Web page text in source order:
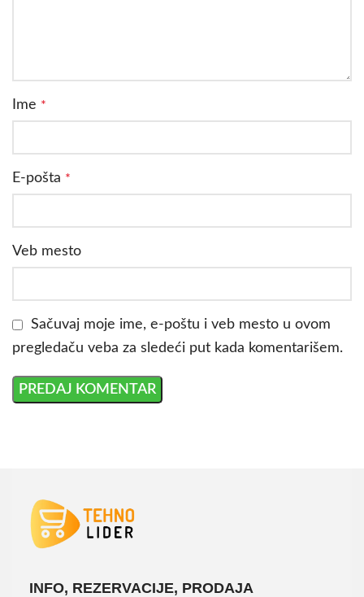
Ime *
E-pošta *
Veb mesto
Sačuvaj moje ime, e-poštu i veb mesto u ovom
pregledaču veba za sledeći put kada komentarišem.
INFO, REZERVACIJE, PRODAJA